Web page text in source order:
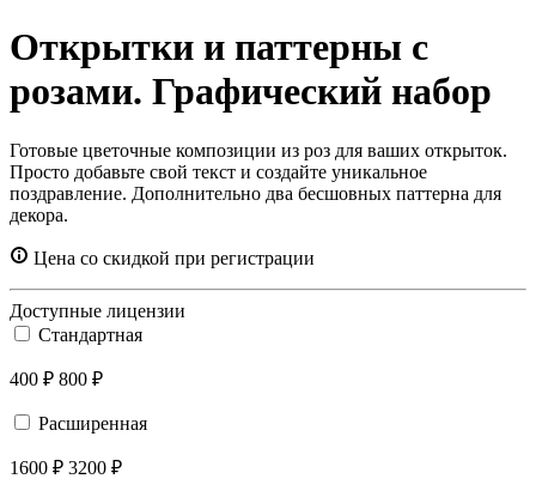
Открытки и паттерны с
розами. Графический набор
Готовые цветочные композиции из роз для ваших открыток.
Просто добавьте свой текст и создайте уникальное
поздравление. Дополнительно два бесшовных паттерна для
декора.
Цена со скидкой при регистрации
Доступные лицензии
Стандартная
400 ₽ 800 ₽
Расширенная
1600 ₽ 3200 ₽